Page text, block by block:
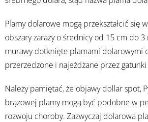
Plamy dolarowe mogą przekształcić się
obszary zarazy o średnicy od 15 cm do
murawy dotknięte plamami dolarowymi
przerzedzone i najeżdżane przez
Należy pamiętać, że objawy dollar spot,
brązowej plamy mogą być podobne w
rozwoju choroby. Zazwyczaj dolarowa